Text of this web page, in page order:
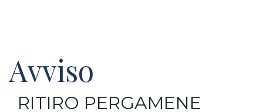
Avviso
RITIRO PERGAMENE